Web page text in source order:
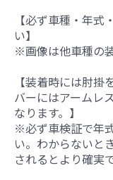
【必ず車種・年
い】
※画像は他車種の
【装着時には肘
バーにはアームレ
なります。】
※必ず車検証で年
い。わからないと
されるとより確実で